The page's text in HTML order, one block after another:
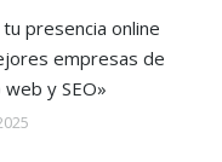
presencia online
empresas de
y SEO»